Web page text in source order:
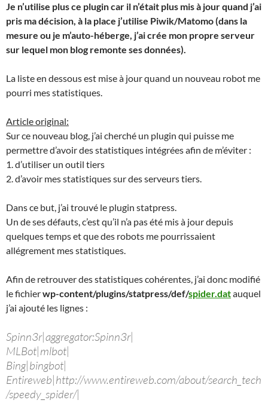
Je n’utilise plus ce plugin car il n’était plus mis à jour quand j’ai
pris ma décision, à la place j’utilise Piwik/Matomo (dans la
mesure ou je m’auto-héberge, j’ai crée mon propre serveur
sur lequel mon blog remonte ses données).
La liste en dessous est mise à jour quand un nouveau robot me
pourri mes statistiques.
Article original:
Sur ce nouveau blog, j’ai cherché un plugin qui puisse me
permettre d’avoir des statistiques intégrées afin de m’éviter :
1. d’utiliser un outil tiers
2. d’avoir mes statistiques sur des serveurs tiers.
Dans ce but, j’ai trouvé le plugin statpress.
Un de ses défauts, c’est qu’il n’a pas été mis à jour depuis
quelques temps et que des robots me pourrissaient
allégrement mes statistiques.
Afin de retrouver des statistiques cohérentes, j’ai donc modifié
le fichierwp-content/plugins/statpress/def/spider.datauquel
j’ai ajouté les lignes :
Spinn3r|aggregator:Spinn3r|
MLBot|mlbot|
Bing|bingbot|
Entireweb|http://www.entireweb.com/about/search_tech
/speedy_spider/|